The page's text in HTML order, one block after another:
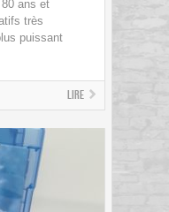
ans et
très
puissant
Lire